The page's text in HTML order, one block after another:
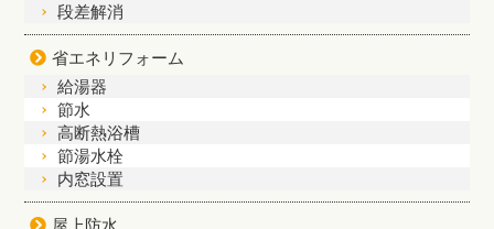
段差解消
省エネリフォーム
給湯器
節水
高断熱浴槽
節湯水栓
内窓設置